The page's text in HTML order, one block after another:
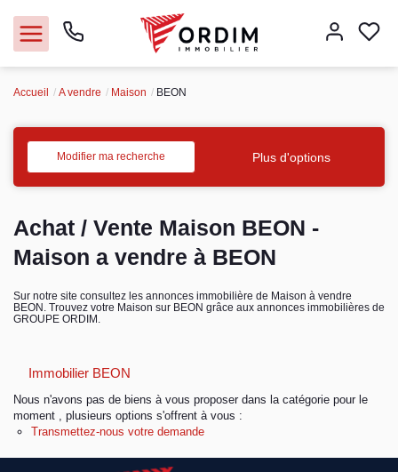
Acheter
Vendre
Immobilier pro
Syndic
Espace client
Accueil A vendre Maison BEON
Modifier ma recherche Plus d'options
Achat / Vente Maison BEON -
Maison a vendre à BEON
Sur notre site consultez les annonces immobilière de Maison à vendre
BEON. Trouvez votre Maison sur BEON grâce aux annonces immobilières de
GROUPE ORDIM.
Immobilier BEON
Nous n'avons pas de biens à vous proposer dans la catégorie pour le
moment , plusieurs options s'offrent à vous :
Transmettez-nous votre demande